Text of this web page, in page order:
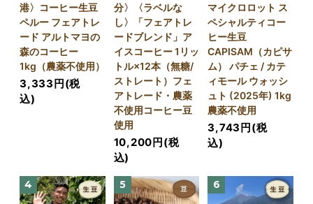
港〉コーヒー生豆
ペルー フェアトレ
ード アルトマヨの
森のコーヒー
1kg（農薬不使用）
3,333円(税
込)
分〉〈ラベルな
し〉「フェアトレ
ードブレンド」ア
イスコーヒー 1リッ
トル×12本（無糖/
ストレート）フェ
アトレード・農薬
不使用コーヒー豆
使用
10,200円(税
込)
マイクロロット ス
ペシャルティコー
ヒー生豆
CAPISAM（カピサ
ム） パチェ / カテ
ィモール ウォッシ
ュト (2025年) 1kg
農薬不使用
3,743円(税
込)
4 5 6